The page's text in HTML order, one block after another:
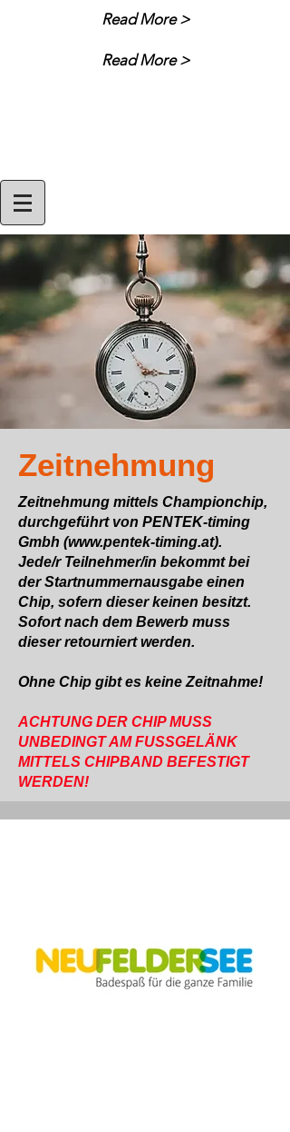
Read More >
Read More >
Zeitnehmung
Zeitnehmung mittels Championchip,
durchgeführt von PENTEK-timing
Gmbh (www.pentek-timing.at).
Jede/r Teilnehmer/in bekommt bei
der Startnummernausgabe einen
Chip, sofern dieser keinen besitzt.
Sofort nach dem Bewerb muss
dieser retourniert werden.
Ohne Chip gibt es keine Zeitnahme!
ACHTUNG DER CHIP MUSS
UNBEDINGT AM FUSSGELÄNK
MITTELS CHIPBAND BEFESTIGT
WERDEN!